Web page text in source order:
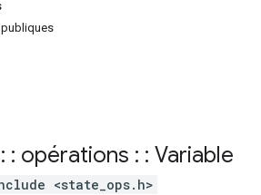
: opérations : : Variable
<state_ops.h>